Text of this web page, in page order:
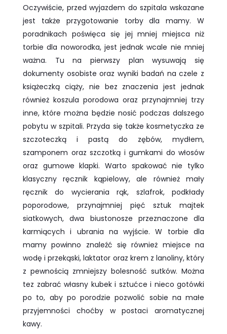
Oczywiście, przed wyjazdem do szpitala wskazane
jest także przygotowanie torby dla mamy. W
poradnikach poświęca się jej mniej miejsca niż
torbie dla noworodka, jest jednak wcale nie mniej
ważna. Tu na pierwszy plan wysuwają się
dokumenty osobiste oraz wyniki badań na czele z
książeczką ciąży, nie bez znaczenia jest jednak
również koszula porodowa oraz przynajmniej trzy
inne, które można będzie nosić podczas dalszego
pobytu w szpitali. Przyda się także kosmetyczka ze
szczoteczką i pastą do zębów, mydłem,
szamponem oraz szczotką i gumkami do włosów
oraz gumowe klapki. Warto spakować nie tylko
klasyczny ręcznik kąpielowy, ale również mały
ręcznik do wycierania rąk, szlafrok, podkłady
poporodowe, przynajmniej pięć sztuk majtek
siatkowych, dwa biustonosze przeznaczone dla
karmiących i ubrania na wyjście. W torbie dla
mamy powinno znaleźć się również miejsce na
wodę i przekąski, laktator oraz krem z lanoliny, który
z pewnością zmniejszy bolesność sutków. Można
tez zabrać własny kubek i sztućce i nieco gotówki
po to, aby po porodzie pozwolić sobie na małe
przyjemności choćby w postaci aromatycznej
kawy.